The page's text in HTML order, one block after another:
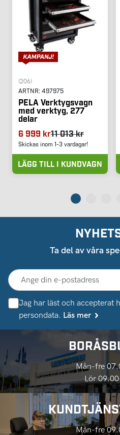
(206)
ARTNR: 497975
PELA Verktygsvagn
med verktyg, 277
delar
6 999 kr11 013 kr
Skickas inom 1-3 vardagar!
LÄGG TILL I KUNDVAGN
Ta del av våra
Jag har läst och accepterat
persondata. Läs mer
Mån-fre
Lör
Mån-fre